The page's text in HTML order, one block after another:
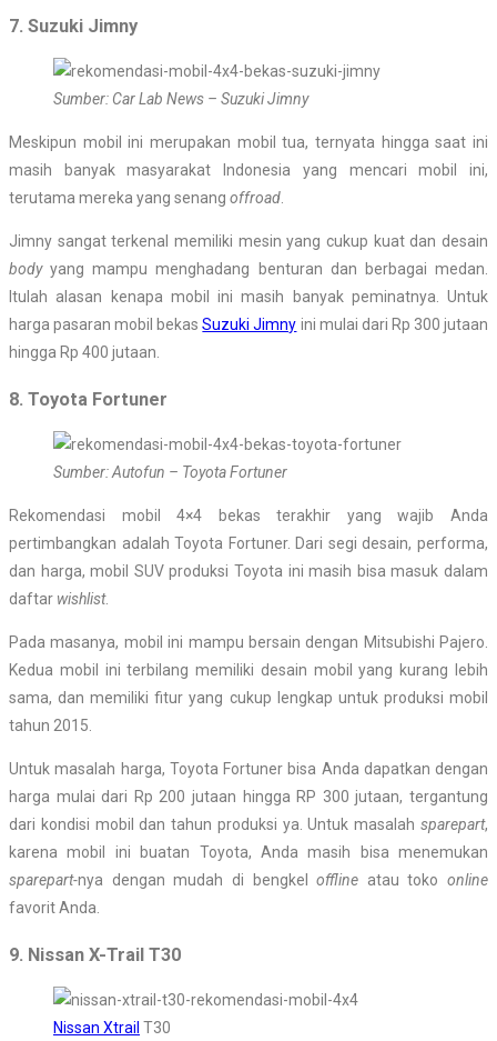
7. Suzuki Jimny
Sumber: Car Lab News – Suzuki Jimny
Meskipun mobil ini merupakan mobil tua, ternyata hingga saat ini
masih banyak masyarakat Indonesia yang mencari mobil ini,
terutama mereka yang senang offroad.
Jimny sangat terkenal memiliki mesin yang cukup kuat dan desain
bodyyang mampu menghadang benturan dan berbagai medan.
Itulah alasan kenapa mobil ini masih banyak peminatnya. Untuk
harga pasaran mobil bekasSuzuki Jimny ini mulai dari Rp 300 jutaan
hingga Rp 400 jutaan.
8. Toyota Fortuner
Sumber: Autofun – Toyota Fortuner
Rekomendasi mobil 4×4 bekas terakhir yang wajib Anda
pertimbangkan adalah Toyota Fortuner. Dari segi desain, performa,
dan harga, mobil SUV produksi Toyota ini masih bisa masuk dalam
daftar wishlist.
Pada masanya, mobil ini mampu bersain dengan Mitsubishi Pajero.
Kedua mobil ini terbilang memiliki desain mobil yang kurang lebih
sama, dan memiliki fitur yang cukup lengkap untuk produksi mobil
tahun 2015.
Untuk masalah harga, Toyota Fortuner bisa Anda dapatkan dengan
harga mulai dari Rp 200 jutaan hingga RP 300 jutaan, tergantung
dari kondisi mobil dan tahun produksi ya. Untuk masalah sparepart,
karena mobil ini buatan Toyota, Anda masih bisa menemukan
sparepart-nya dengan mudah di bengkeloffline atau toko online
favorit Anda.
9. Nissan X-Trail T30
Nissan Xtrail T30